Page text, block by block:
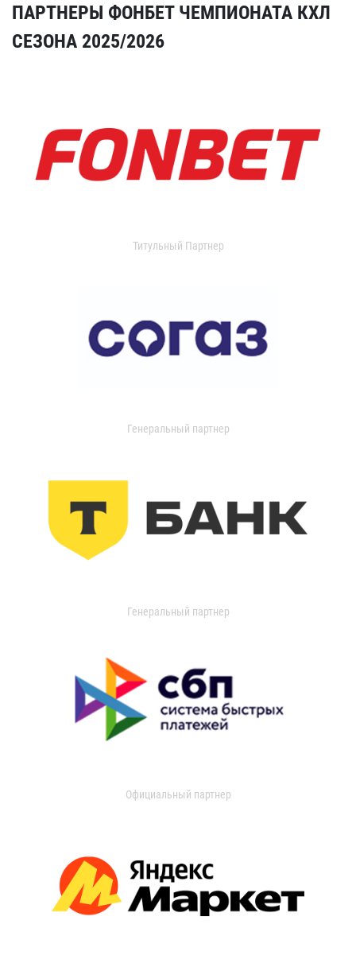
ПАРТНЕРЫ ФОНБЕТ ЧЕМПИОНАТА КХЛ
СЕЗОНА 2025/2026
Титульный Партнер
Генеральный партнер
Генеральный партнер
Официальный партнер